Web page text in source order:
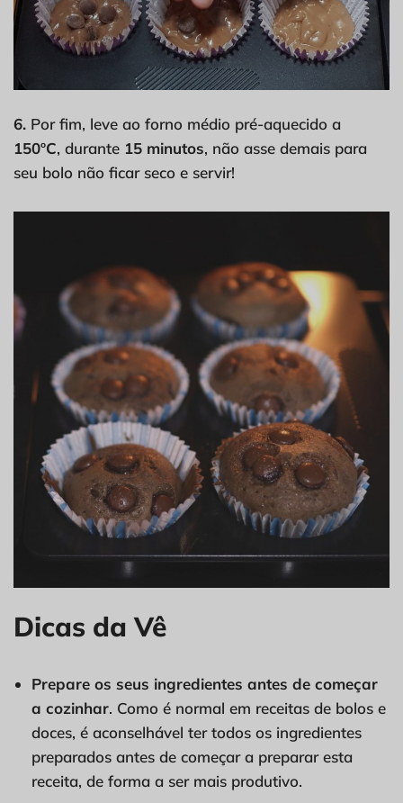
6. Por fim, leve ao forno médio pré-aquecido a
150ºC, durante 15 minutos, não asse demais para
seu bolo não ficar seco e servir!
Dicas da Vê
Prepare os seus ingredientes antes de começar
a cozinhar. Como é normal em receitas de bolos e
doces, é aconselhável ter todos os ingredientes
preparados antes de começar a preparar esta
receita, de forma a ser mais produtivo.